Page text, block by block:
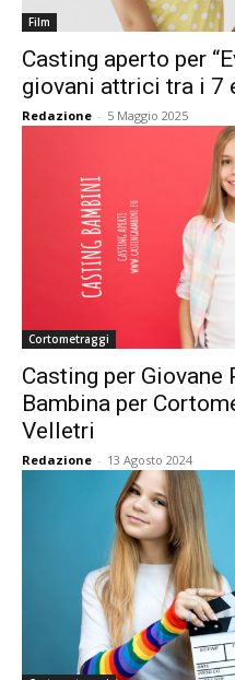
Film
Casting aperto per
giovani attrici tra i 7
Redazione - 5 Maggio 2025
Cortometraggi
Casting per Giovane
Bambina per
Velletri
Redazione - 13 Agosto 2024